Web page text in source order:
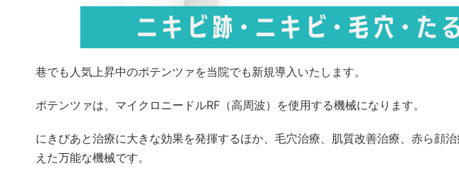
巷でも人気上昇中のポテンツァを当院でも新規導入いたします。
ポテンツァは、マイクロニードルRF（高周波）を使用する機械になります。
にきびあと治療に大きな効果を発揮するほか、毛穴治療、肌質改善治療、赤ら顔
えた万能な機械です。